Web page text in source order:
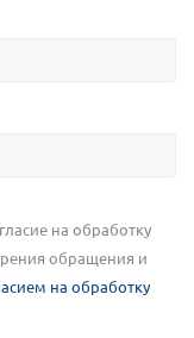
на обработку
обращения и
на обработку